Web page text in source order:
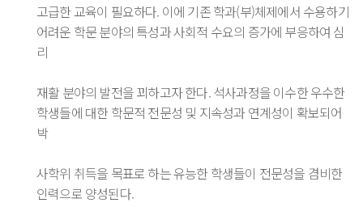
고급한 교육이 필요하다. 이에 기존 학과(부)체제에서 수용하기
어려운 학문 분야의 특성과 사회적 수요의 증가에 부응하여 심
리
재활 분야의 발전을 꾀하고자 한다. 석사과정을 이수한 우수한
학생들에 대한 학문적 전문성 및 지속성과 연계성이 확보되어
박
사학위 취득을 목표로 하는 유능한 학생들이 전문성을 겸비한
인력으로 양성된다.